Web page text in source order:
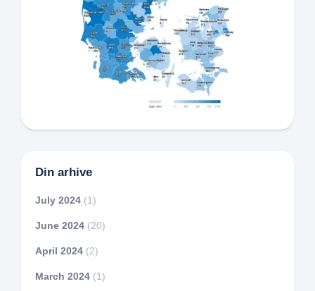
Din arhive
July 2024 (1)
June 2024 (20)
April 2024 (2)
March 2024 (1)